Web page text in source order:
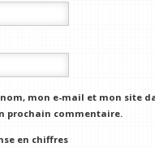
mon e-mail et mon site
prochain commentaire.
en chiffres